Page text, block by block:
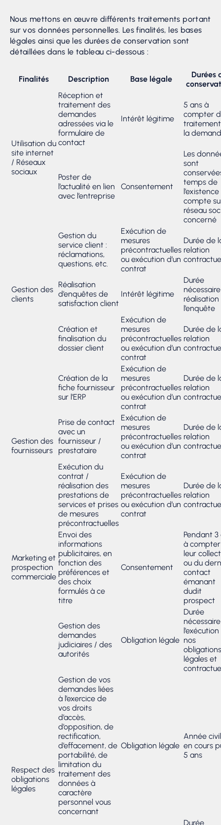
Nous mettons en œuvre différents traitements portant
sur vos données personnelles. Les finalités, les bases
légales ainsi que les durées de conservation sont
détaillées dans le tableau ci-dessous :
Finalités Description Base légale
Durées
Utilisation du
site internet
/ Réseaux
sociaux
Réception et
traitement des
demandes
adressées via le
formulaire de
contact
Intérêt légitime
5 ans à
compter
la
Poster de
l’actualité en lien
avec l’entreprise
Consentement
Les
sont
temps de
compte
réseau
concerné
Gestion des
clients
Gestion du
service client :
réclamations,
questions, etc.
Exécution de
mesures
précontractuelles
ou exécution d’un
contrat
Durée de
relation
Réalisation
d’enquêtes de
satisfaction client
Intérêt légitime
Durée
l’enquête
Création et
finalisation du
dossier client
Exécution de
mesures
précontractuelles
ou exécution d’un
contrat
Durée de
relation
Gestion des
fournisseurs
Création de la
fiche fournisseur
sur l’ERP
Exécution de
mesures
précontractuelles
ou exécution d’un
contrat
Durée de
relation
Prise de contact
avec un
fournisseur /
prestataire
Exécution de
mesures
précontractuelles
ou exécution d’un
contrat
Durée de
relation
Exécution du
contrat /
réalisation des
prestations de
services et prises
de mesures
précontractuelles
Exécution de
mesures
précontractuelles
ou exécution d’un
contrat
Durée de
relation
Marketing et
prospection
commerciale
Envoi des
informations
publicitaires, en
fonction des
préférences et
des choix
formulés à ce
titre
Consentement
Pendant 3
à
leur
ou du
contact
émanant
dudit
prospect
Respect des
obligations
légales
Gestion des
demandes
judiciaires / des
autorités
Obligation légale
Durée
nos
obligations
légales et
Gestion de vos
demandes liées
à l’exercice de
vos droits
d’accès,
d’opposition, de
rectification,
d’effacement, de
portabilité, de
limitation du
traitement des
données à
caractère
personnel vous
concernant
Obligation légale
Année
en cours
5 ans
Durée